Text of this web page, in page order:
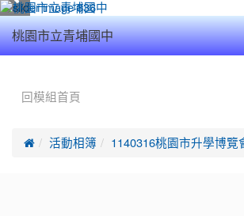
桃園市立青埔國中
回模組首頁
 活動相簿 1140316桃園市升學博覽